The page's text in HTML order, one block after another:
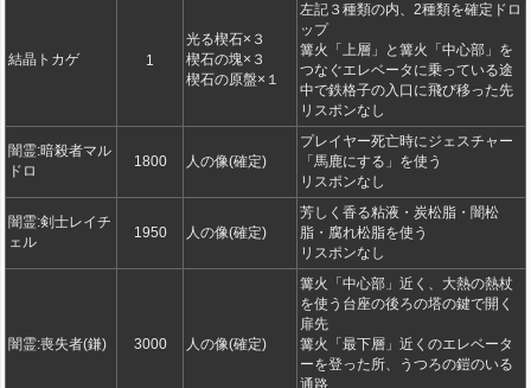
結晶トカゲ 1
光る楔石×３
楔石の塊×３
楔石の原盤×１
左記３種類の内、2種類を確定ドロ
ップ
篝火「上層」と篝火「中心部」を
つなぐエレベータに乗っている途
中で鉄格子の入口に飛び移った先
リスポンなし
闇霊:暗殺者マル
ドロ
1800 人の像(確定)
プレイヤー死亡時にジェスチャー
「馬鹿にする」を使う
リスポンなし
闇霊:剣士レイチ
ェル
1950 人の像(確定)
芳しく香る粘液・炭松脂・闇松
脂・腐れ松脂を使う
リスポンなし
闇霊:喪失者(鎌) 3000 人の像(確定)
篝火「中心部」近く、大熱の熱杖
を使う台座の後ろの塔の鍵で開く
扉先
篝火「最下層」近くのエレベータ
ーを登った所、うつろの鎧のいる
通路